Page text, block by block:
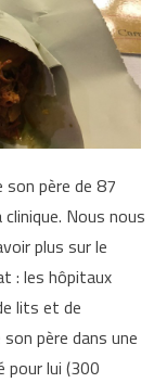
son père de 87
Nous nous
plus sur le
: les hôpitaux
lits et de
son père dans une
pour lui (300